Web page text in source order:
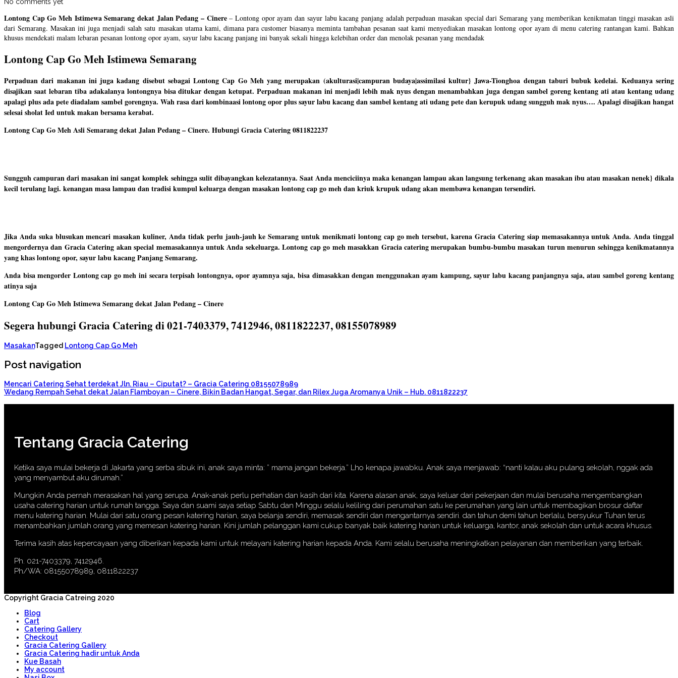
No comments yet
Lontong Cap Go Meh Istimewa Semarang dekat Jalan Pedang – Cinere–Lontong opor ayam dan sayur labu kacang panjang adalah perpaduan masakan special dari Semarang yang memberikan kenikmatan tinggi masakan asli
dari Semarang. Masakan ini juga menjadi salah satu masakan utama kami, dimana para customer biasanya meminta tambahan pesanan saat kami menyediakan masakan lontong opor ayam di menu catering rantangan kami. Bahkan
khusus mendekati malam lebaran pesanan lontong opor ayam, sayur labu kacang panjang ini banyak sekali hingga kelebihan order dan menolak pesanan yang mendadak
Lontong Cap Go Meh Istimewa Semarang
Perpaduan dari makanan ini juga kadang disebut sebagai Lontong Cap Go Meh yang merupakan (akulturasi|campuran budaya|assimilasi kultur} Jawa-Tionghoa dengan taburi bubuk kedelai. Keduanya sering
disajikan saat lebaran tiba adakalanya lontongnya bisa ditukar dengan ketupat. Perpaduan makanan ini menjadi lebih mak nyus dengan menambahkan juga dengan sambel goreng kentang ati atau kentang udang
apalagi plus ada pete diadalam sambel gorengnya. Wah rasa dari kombinaasi lontong opor plus sayur labu kacang dan sambel kentang ati udang pete dan kerupuk udang sungguh mak nyus…. Apalagi disajikan hangat
selesai sholat Ied untuk makan bersama kerabat.
Lontong Cap Go Meh Asli Semarang dekat Jalan Pedang – Cinere. Hubungi Gracia Catering 0811822237
Sungguh campuran dari masakan ini sangat komplek sehingga sulit dibayangkan kelezatannya. Saat Anda menciciinya maka kenangan lampau akan langsung terkenang akan masakan ibu atau masakan nenek} dikala
kecil terulang lagi. kenangan masa lampau dan tradisi kumpul keluarga dengan masakan lontong cap go meh dan kriuk krupuk udang akan membawa kenangan tersendiri.
Jika Anda suka blusukan mencari masakan kuliner, Anda tidak perlu jauh-jauh ke Semarang untuk menikmati lontong cap go meh tersebut, karena Gracia Catering siap memasakannya untuk Anda. Anda tinggal
mengordernya dan Gracia Catering akan special memasakannya untuk Anda sekeluarga. Lontong cap go meh masakkan Gracia catering merupakan bumbu-bumbu masakan turun menurun sehingga kenikmatannya
yang khas lontong opor, sayur labu kacang Panjang Semarang.
Anda bisa mengorder Lontong cap go meh ini secara terpisah lontongnya, opor ayamnya saja, bisa dimasakkan dengan menggunakan ayam kampung, sayur labu kacang panjangnya saja, atau sambel goreng kentang
atinya saja
Lontong Cap Go Meh Istimewa Semarang dekat Jalan Pedang – Cinere
Segera hubungi Gracia Catering di 021-7403379, 7412946, 0811822237, 08155078989
MasakanTagged Lontong Cap Go Meh
Post navigation
Mencari Catering Sehat terdekat Jln. Riau – Ciputat? – Gracia Catering 08155078989
Wedang Rempah Sehat dekat Jalan Flamboyan – Cinere, Bikin Badan Hangat, Segar, dan Rilex Juga Aromanya Unik – Hub. 0811822237
Tentang Gracia Catering
Ketika saya mulai bekerja di Jakarta yang serba sibuk ini, anak saya minta: ” mama jangan bekerja.” Lho kenapa jawabku. Anak saya menjawab: “nanti kalau aku pulang sekolah, nggak ada
yang menyambut aku dirumah.”
Mungkin Anda pernah merasakan hal yang serupa. Anak-anak perlu perhatian dan kasih dari kita. Karena alasan anak, saya keluar dari pekerjaan dan mulai berusaha mengembangkan
usaha catering harian untuk rumah tangga. Saya dan suami saya setiap Sabtu dan Minggu selalu keliling dari perumahan satu ke perumahan yang lain untuk membagikan brosur daftar
menu katering harian. Mulai dari satu orang pesan katering harian, saya belanja sendiri, memasak sendiri dan mengantarnya sendiri. dan tahun demi tahun berlalu, bersyukur Tuhan terus
menambahkan jumlah orang yang memesan katering harian. Kini jumlah pelanggan kami cukup banyak baik katering harian untuk keluarga, kantor, anak sekolah dan untuk acara khusus.
Terima kasih atas kepercayaan yang diberikan kepada kami untuk melayani katering harian kepada Anda. Kami selalu berusaha meningkatkan pelayanan dan memberikan yang terbaik.
Ph. 021-7403379, 7412946.
Ph/WA: 08155078989, 0811822237
Copyright Gracia Catreing 2020
Blog
Cart
Catering Gallery
Checkout
Gracia Catering Gallery
Gracia Catering hadir untuk Anda
Kue Basah
My account